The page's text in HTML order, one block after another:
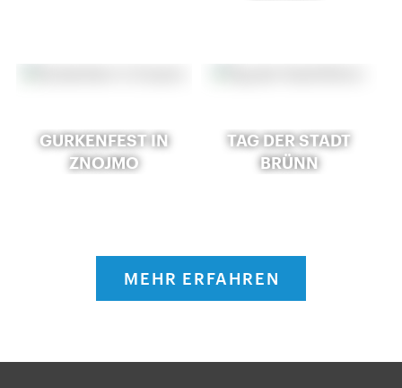
GURKENFEST IN
ZNOJMO
TAG DER STADT
BRÜNN
MEHR ERFAHREN